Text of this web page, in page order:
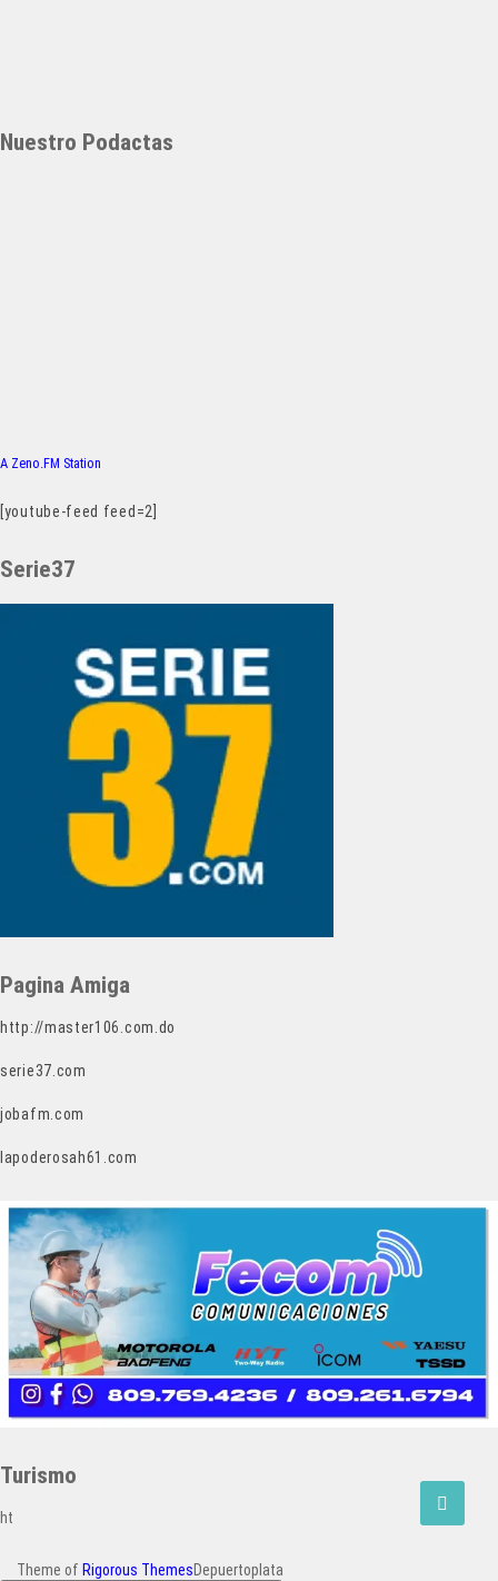
Nuestro Podactas
A Zeno.FM Station
[youtube-feed feed=2]
Serie37
Pagina Amiga
http://master106.com.do
serie37.com
jobafm.com
lapoderosah61.com
Turismo
ht
Theme of Rigorous ThemesDepuertoplata